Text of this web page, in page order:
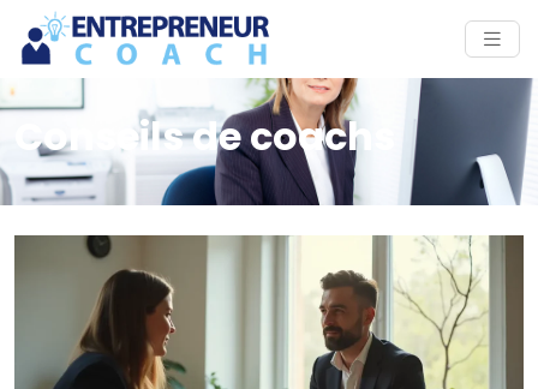
Conseils de coachs